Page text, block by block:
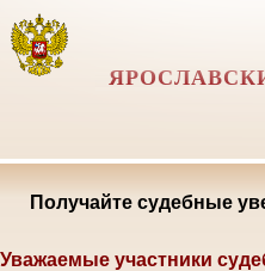
Получайте судебные
Уважаемые участники